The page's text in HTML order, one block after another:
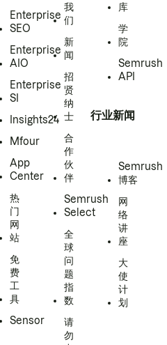
Enterprise
SEO
Enterprise
AIO
Enterprise
SI
Insights24
Mfour
App
Center
热
门
网
站
免
费
工
具
Sensor
我
们
新
闻
招
贤
纳
士
合
作
伙
伴
Semrush
Select
全
球
问
题
指
数
请
勿
库
学
院
Semrush
API
行业新闻
Semrush
博客
网
络
讲
座
大
使
计
划